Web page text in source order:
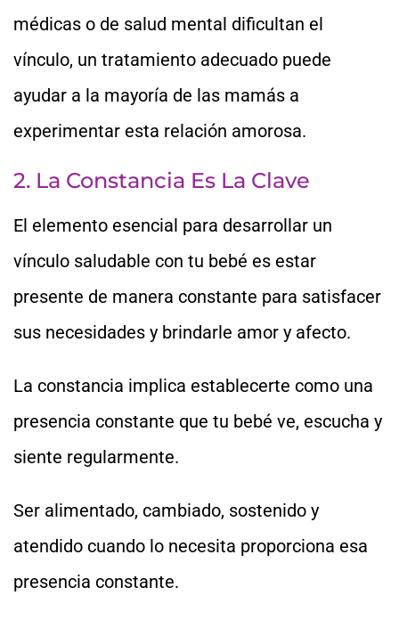
médicas o de salud mental dificultan el
vínculo, un tratamiento adecuado puede
ayudar a la mayoría de las mamás a
experimentar esta relación amorosa.
2. La Constancia Es La Clave
El elemento esencial para desarrollar un
vínculo saludable con tu bebé es estar
presente de manera constante para satisfacer
sus necesidades y brindarle amor y afecto.
La constancia implica establecerte como una
presencia constante que tu bebé ve, escucha y
siente regularmente.
Ser alimentado, cambiado, sostenido y
atendido cuando lo necesita proporciona esa
presencia constante.